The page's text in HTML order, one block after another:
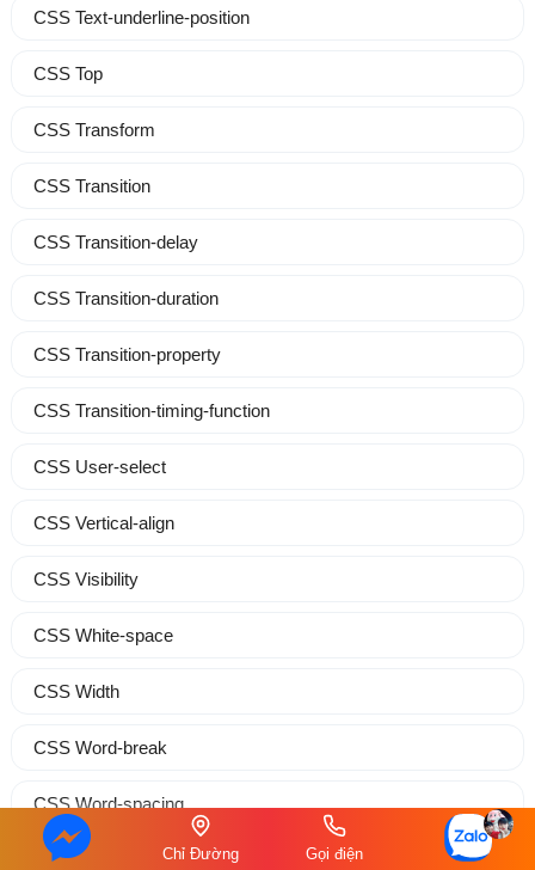
CSS Text-underline-position
CSS Top
CSS Transform
CSS Transition
CSS Transition-delay
CSS Transition-duration
CSS Transition-property
CSS Transition-timing-function
CSS User-select
CSS Vertical-align
CSS Visibility
CSS White-space
CSS Width
CSS Word-break
CSS Word-spacing
CSS Word-wrap Chỉ Đường Gọi điện